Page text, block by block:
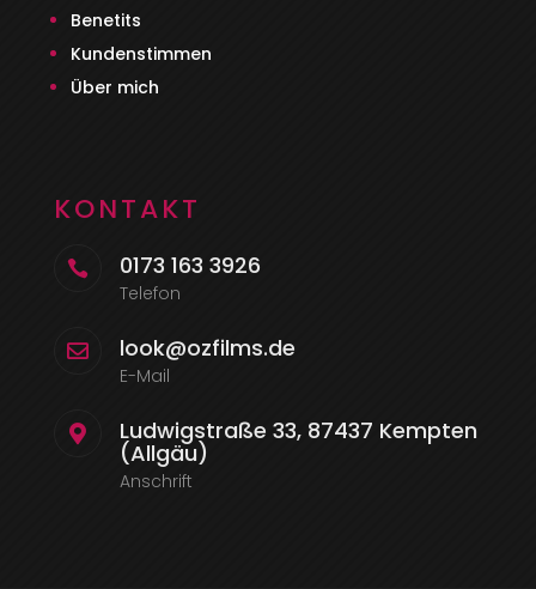
Benetits
Kundenstimmen
Über mich
KONTAKT
 0173 163 3926
Telefon
 look@ozfilms.de
E-Mail
 Ludwigstraße 33, 87437 Kempten
(Allgäu)
Anschrift